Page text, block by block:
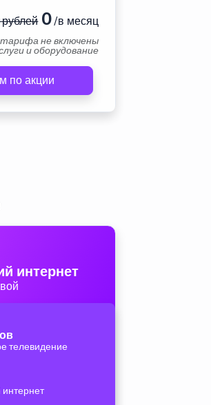
0/в месяц
не включены
и оборудование
по акции
интернет
телевидение